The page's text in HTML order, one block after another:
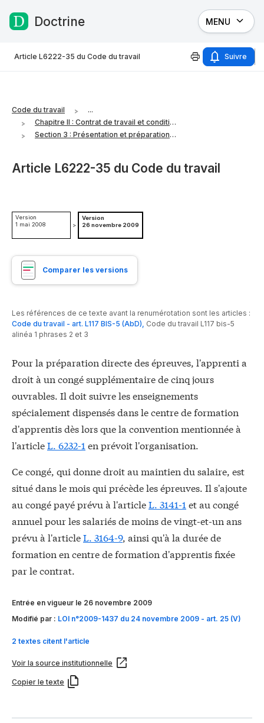
Passer au contenu
Doctrine MENU
Article L6222-35 du Code du travail Suivre
Code du travail
...
Chapitre II : Contrat de travail et conditions de travail
Section 3 : Présentation et préparation aux examens
Article L6222-35 du Code du travail
Version
1 mai 2008
>
Version
26 novembre 2009
Comparer les versions
Les références de ce texte avant la renumérotation sont les articles :
Code du travail - art. L117 BIS-5 (AbD), Code du travail L117 bis-5
alinéa 1 phrases 2 et 3
Pour la préparation directe des épreuves, l'apprenti a
droit à un congé supplémentaire de cinq jours
ouvrables. Il doit suivre les enseignements
spécialement dispensés dans le centre de formation
d'apprentis dès lors que la convention mentionnée à
l'articleL. 6232-1 en prévoit l'organisation.
Ce congé, qui donne droit au maintien du salaire, est
situé dans le mois qui précède les épreuves. Il s'ajoute
au congé payé prévu à l'articleL. 3141-1 et au congé
annuel pour les salariés de moins de vingt-et-un ans
prévu à l'articleL. 3164-9, ainsi qu'à la durée de
formation en centre de formation d'apprentis fixée
par le contrat.
Entrée en vigueur le 26 novembre 2009
Modifié par : LOI n°2009-1437 du 24 novembre 2009 - art. 25 (V)
2 textes citent l'article
Voir la source institutionnelle
Copier le texte